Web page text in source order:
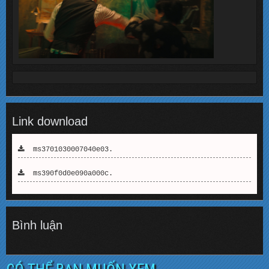
Link download
ms3701030007040e03.
ms390f0d0e090a000c.
Bình luận